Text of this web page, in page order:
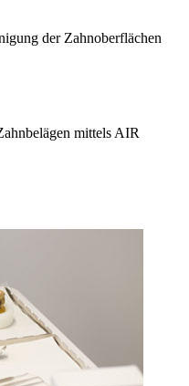
der Zahnoberflächen
mittels AIR